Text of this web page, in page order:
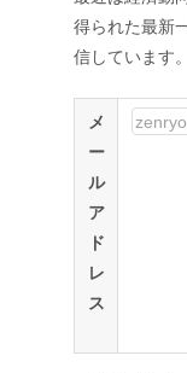
得られた最新
信しています。
メ
ー
ル
ア
ド
レ
ス